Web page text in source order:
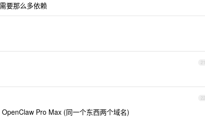
要那么多依赖
21
22
Pro Max (同一个东西两个域名)